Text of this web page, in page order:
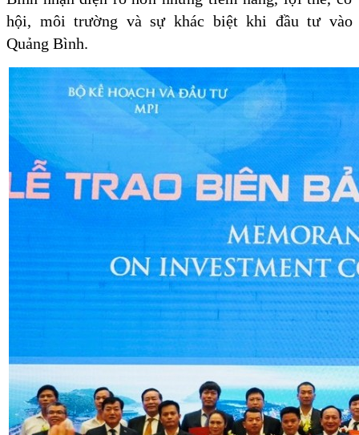
hội, môi trường và sự khác biệt khi đầu tư vào
Quảng Bình.